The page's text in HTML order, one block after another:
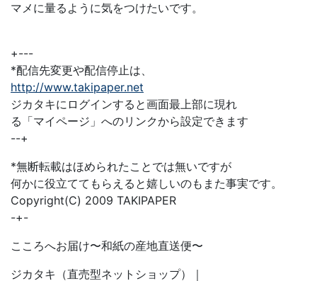
マメに量るように気をつけたいです。
+---
*配信先変更や配信停止は、
http://www.takipaper.net
ジカタキにログインすると画面最上部に現れ
る「マイページ」へのリンクから設定できます
--+
*無断転載はほめられたことでは無いですが
何かに役立ててもらえると嬉しいのもまた事実です。
Copyright(C) 2009 TAKIPAPER
-+-
こころへお届け〜和紙の産地直送便〜
ジカタキ（直売型ネットショップ）｜